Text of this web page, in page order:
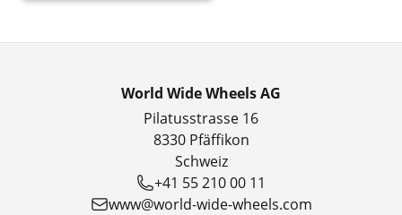
World Wide Wheels AG
Pilatusstrasse 16
8330 Pfäffikon
Schweiz
+41 55 210 00 11
www@world-wide-wheels.com